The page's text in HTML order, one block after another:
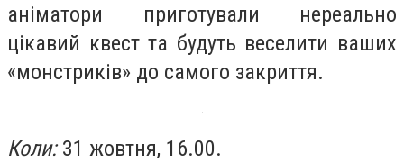
аніматори приготували нереально
цікавий квест та будуть веселити ваших
«монстриків» до самого закриття.
Коли:31 жовтня, 16.00.